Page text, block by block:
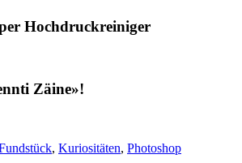
Hochdruckreiniger
Zäine»!
, Kuriositäten, Photoshop